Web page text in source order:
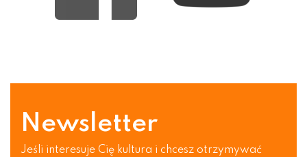
Newsletter
Jeśli interesuje Cię kultura i chcesz otrzymywać